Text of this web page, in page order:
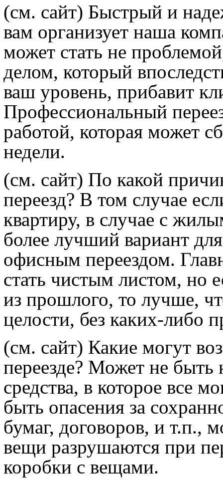
(см. сайт) Быстрый и
вам организует наша
может стать не
делом, который
ваш уровень, прибавит
Профессиональный
работой, которая может
недели.
(см. сайт) По какой
переезд? В том случае
квартиру, в случае с
более лучший вариант
офисным переездом.
стать чистым листом, но
из прошлого, то лучше,
целости, без каких-либо
(см. сайт) Какие могут
переезде? Может не быть
средства, в которое все
быть опасения за
бумаг, договоров, и т.п.,
вещи разрушаются при
коробки с вещами.